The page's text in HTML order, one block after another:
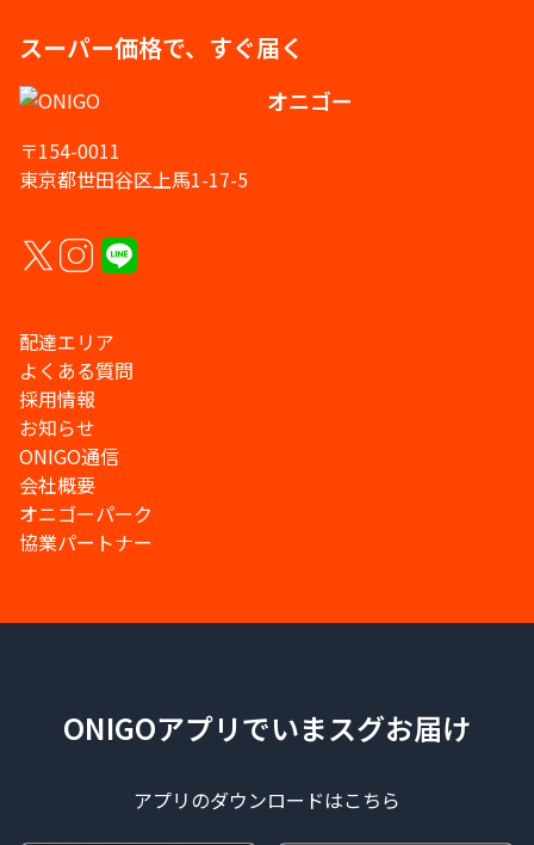
スーパー価格で、すぐ届く
オニゴー
〒154-0011
東京都世田谷区上馬1-17-5
配達エリア
よくある質問
採用情報
お知らせ
ONIGO通信
会社概要
オニゴーパーク
協業パートナー
ONIGOアプリでいまスグお届け
アプリのダウンロードはこちら